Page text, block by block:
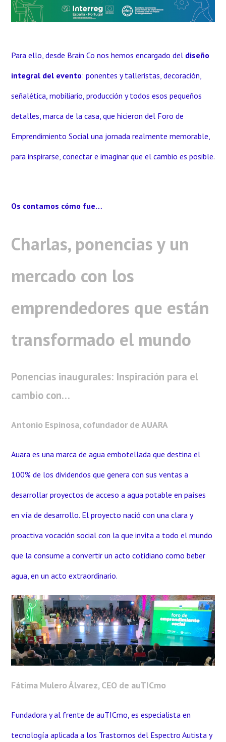
Para ello, desde Brain Co nos hemos encargado del diseño
integral del evento: ponentes y talleristas, decoración,
señalética, mobiliario, producción y todos esos pequeños
detalles, marca de la casa, que hicieron del Foro de
Emprendimiento Social una jornada realmente memorable,
para inspirarse, conectar e imaginar que el cambio es posible.
Os contamos cómo fue…
Charlas, ponencias y un
mercado con los
emprendedores que están
transformado el mundo
Ponencias inaugurales: Inspiración para el
cambio con…
Antonio Espinosa, cofundador de AUARA
Auara es una marca de agua embotellada que destina el
100% de los dividendos que genera con sus ventas a
desarrollar proyectos de acceso a agua potable en países
en vía de desarrollo. El proyecto nació con una clara y
proactiva vocación social con la que invita a todo el mundo
que la consume a convertir un acto cotidiano como beber
agua, en un acto extraordinario.
Fátima Mulero Álvarez, CEO de auTICmo
Fundadora y al frente de auTICmo, es especialista en
tecnología aplicada a los Trastornos del Espectro Autista y